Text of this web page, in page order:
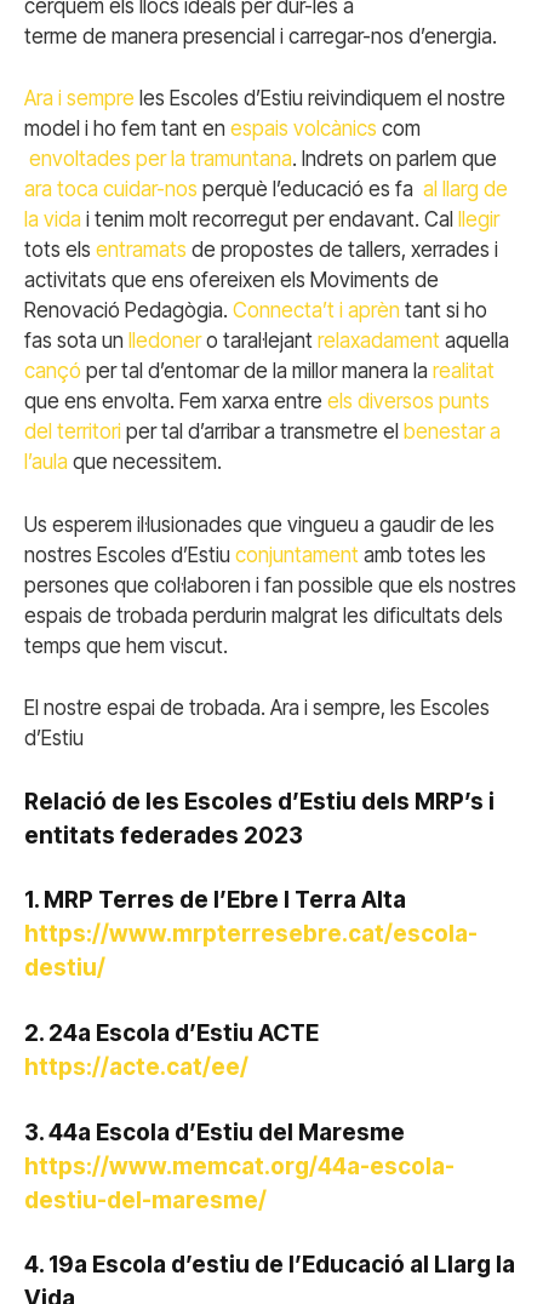
cerquem els llocs ideals per dur-les a
terme de manera presencial i carregar-nos d’energia.
Ara i sempre les Escoles d’Estiu reivindiquem el nostre
model i ho fem tant en espais volcànics com
envoltades per la tramuntana. Indrets on parlem que
ara toca cuidar-nos perquè l’educació es fa al llarg de
la vida i tenim molt recorregut per endavant. Cal
llegir
tots els entramats de propostes de tallers, xerrades i
activitats que ens ofereixen els Moviments de
Renovació Pedagògia. Connecta’t i aprèn tant si ho
fas sota un lledonero taral·lejant relaxadament aquella
cançó per tal d’entomar de la millor manera la realitat
que ens envolta. Fem xarxa entre els diversos punts
del territori per tal d’arribar a transmetre el benestar a
l’aula que necessitem.
Us esperem il·lusionades que vingueu a gaudir de les
nostres Escoles d’Estiu conjuntament amb totes les
persones que col·laboren i fan possible que els nostres
espais de trobada perdurin malgrat les dificultats dels
temps que hem viscut.
El nostre espai de trobada. Ara i sempre, les Escoles
d’Estiu
Relació de les Escoles d’Estiu dels MRP’s i
entitats federades 2023
1. MRP Terres de l’Ebre I Terra Alta
https://www.mrpterresebre.cat/escola-
destiu/
2. 24a Escola d’Estiu ACTE
https://acte.cat/ee/
3. 44a Escola d’Estiu del Maresme
https://www.memcat.org/44a-escola-
destiu-del-maresme/
4. 19a Escola d’estiu de l’Educació al Llarg la